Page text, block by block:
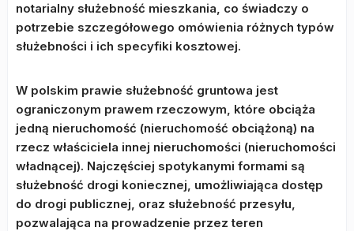
notarialny służebność mieszkania, co świadczy o
potrzebie szczegółowego omówienia różnych typów
służebności i ich specyfiki kosztowej.
W polskim prawie służebność gruntowa jest
ograniczonym prawem rzeczowym, które obciąża
jedną nieruchomość (nieruchomość obciążoną) na
rzecz właściciela innej nieruchomości (nieruchomości
władnącej). Najczęściej spotykanymi formami są
służebność drogi koniecznej, umożliwiająca dostęp
do drogi publicznej, oraz służebność przesyłu,
pozwalająca na prowadzenie przez teren